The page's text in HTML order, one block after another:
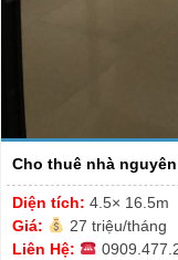
Cho thuê nhà
Diện tích: 4.5× 16.5m
Giá:
27 triệu/tháng
Liên Hệ: